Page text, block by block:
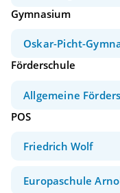
Gymnasium
Oskar-Picht-
Förderschule
Allgemeine
POS
Friedrich Wolf
Europaschule